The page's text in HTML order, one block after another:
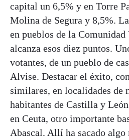
capital un 6,5% y en Torre
Molina de Segura y 8,5%.
en pueblos de la
alcanza esos diez puntos.
votantes, de un pueblo de
Alvise. Destacar el éxito,
similares, en localidades de
habitantes de Castilla y
en Ceuta, otro importante
Abascal. Allí ha sacado algo